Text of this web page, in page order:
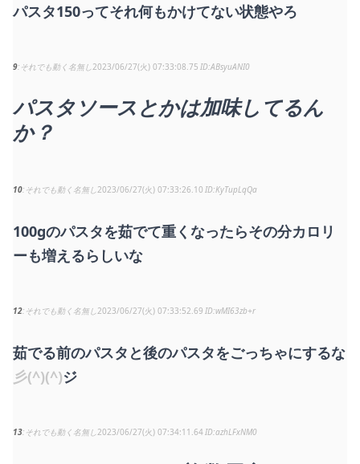
パスタ150ってそれ何もかけてない状態やろ
9 それでも動く名無し2023/06/27(火) 07:33:08.75 ABsyuANI0
パスタソースとかは加味してるん
か？
10 それでも動く名無し2023/06/27(火) 07:33:26.10 KyTupLqQa
100gのパスタを茹でて重くなったらその分カロリ
ーも増えるらしいな
12 それでも動く名無し2023/06/27(火) 07:33:52.69 wMI63zb+r
茹でる前のパスタと後のパスタをごっちゃにするな
彡(^)(^)ジ
13 それでも動く名無し2023/06/27(火) 07:34:11.64 azhLFxNM0